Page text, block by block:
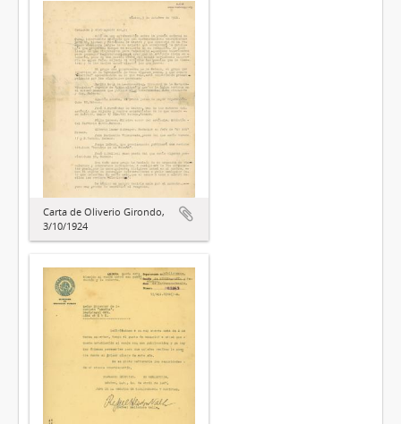
Carta de Oliverio Girondo,
3/10/1924